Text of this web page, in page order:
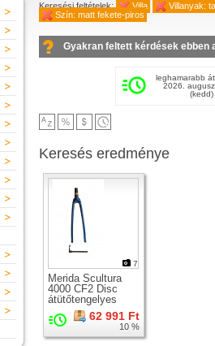
Keresési feltételek: Villa
Villanyak:
Szín: matt fekete-piros
Gyakran feltett kérdések ebben
leghamarabb
2026.
(kedd)
Keresés eredménye
7
Merida Scultura
4000 CF2 Disc
átütőtengelyes
országúti karbon
merev villa +62 991 Ft
10 %